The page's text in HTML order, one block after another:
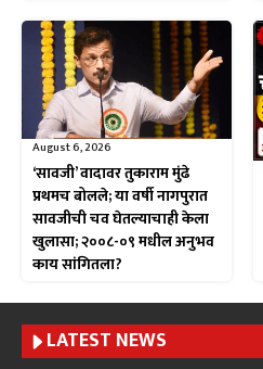
August 6, 2026
‘सावजी’ वादावर तुकाराम मुंढे
प्रथमच बोलले; या वर्षी नागपुरात
सावजीची चव घेतल्याचाही केला
खुलासा; २००८-०९ मधील अनुभव
काय सांगितला?
LATEST NEWS